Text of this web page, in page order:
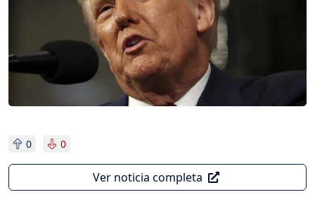
0 0
Ver noticia completa